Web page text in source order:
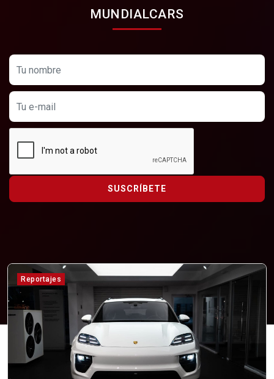
MUNDIALCARS
SUSCRÍBETE
Reportajes